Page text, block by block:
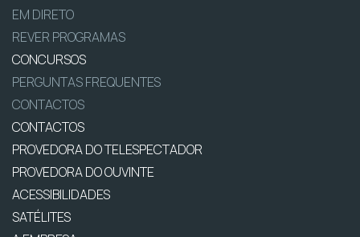
EM DIRETO
REVER PROGRAMAS
CONCURSOS
PERGUNTAS FREQUENTES
CONTACTOS
CONTACTOS
PROVEDORA DO TELESPECTADOR
PROVEDORA DO OUVINTE
ACESSIBILIDADES
SATÉLITES